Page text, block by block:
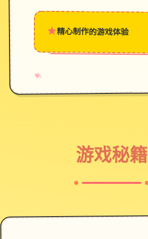
★精心制作的游戏体验
♥
✧
→
游戏秘籍